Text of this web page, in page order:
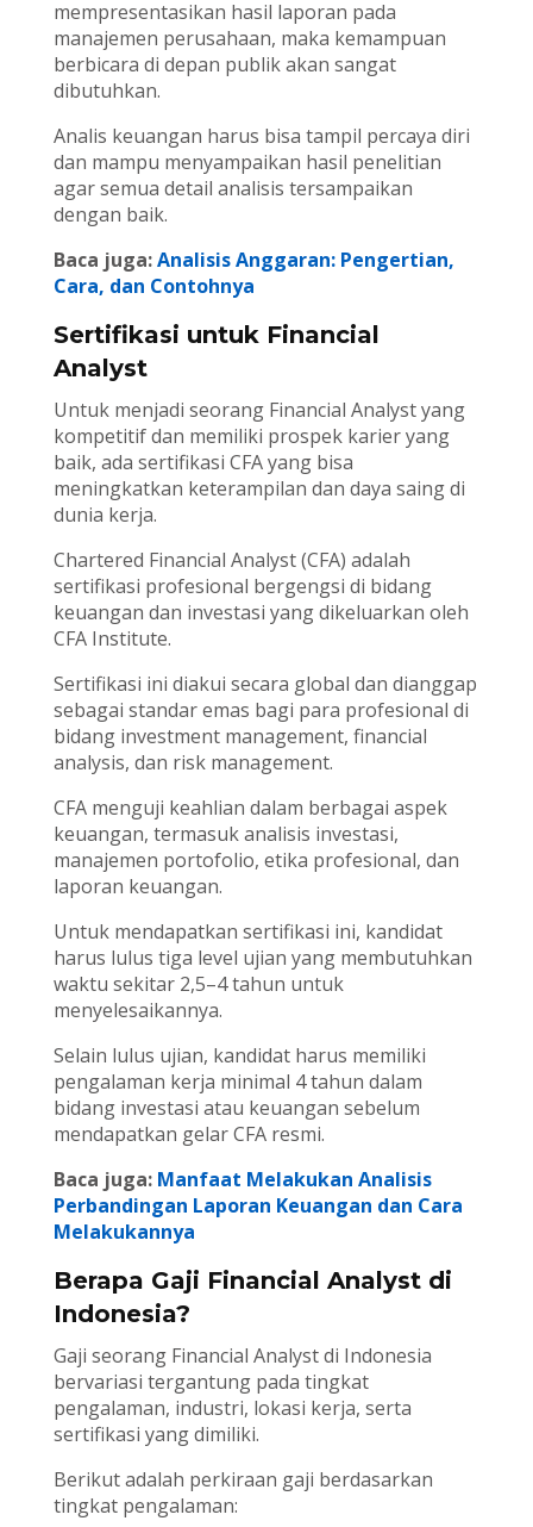
mempresentasikan hasil laporan pada
manajemen perusahaan, maka kemampuan
berbicara di depan publik akan sangat
dibutuhkan.
Analis keuangan harus bisa tampil percaya diri
dan mampu menyampaikan hasil penelitian
agar semua detail analisis tersampaikan
dengan baik.
Baca juga:Analisis Anggaran: Pengertian,
Cara, dan Contohnya
Sertifikasi untuk Financial
Analyst
Untuk menjadi seorang Financial Analyst yang
kompetitif dan memiliki prospek karier yang
baik, ada sertifikasi CFA yang bisa
meningkatkan keterampilan dan daya saing di
dunia kerja.
Chartered Financial Analyst (CFA) adalah
sertifikasi profesional bergengsi di bidang
keuangan dan investasi yang dikeluarkan oleh
CFA Institute.
Sertifikasi ini diakui secara global dan dianggap
sebagai standar emas bagi para profesional di
bidang investment management, financial
analysis, dan risk management.
CFA menguji keahlian dalam berbagai aspek
keuangan, termasuk analisis investasi,
manajemen portofolio, etika profesional, dan
laporan keuangan.
Untuk mendapatkan sertifikasi ini, kandidat
harus lulus tiga level ujian yang membutuhkan
waktu sekitar 2,5–4 tahun untuk
menyelesaikannya.
Selain lulus ujian, kandidat harus memiliki
pengalaman kerja minimal 4 tahun dalam
bidang investasi atau keuangan sebelum
mendapatkan gelar CFA resmi.
Baca juga: Manfaat Melakukan Analisis
Perbandingan Laporan Keuangan dan Cara
Melakukannya
Berapa Gaji Financial Analyst di
Indonesia?
Gaji seorang Financial Analyst di Indonesia
bervariasi tergantung pada tingkat
pengalaman, industri, lokasi kerja, serta
sertifikasi yang dimiliki.
Berikut adalah perkiraan gaji berdasarkan
tingkat pengalaman: